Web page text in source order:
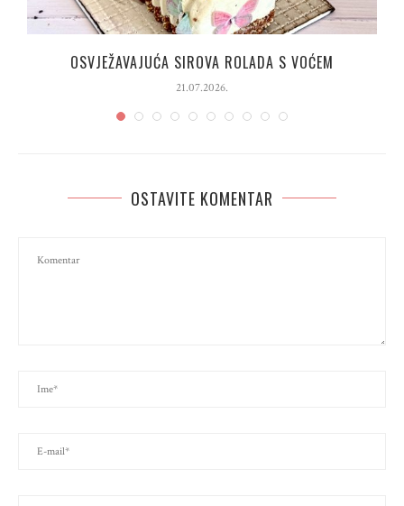
OSVJEŽAVAJUĆA SIROVA ROLADA S VOĆEM
21.07.2026.
OSTAVITE KOMENTAR